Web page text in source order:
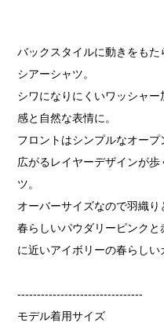
バックスタイルに動きをも
シアーシャツ。
シワになりにくいワッシャ
感と自然な表情に。
フロントはシンプルなオー
広がるレイヤーデザインが
ツ。
オーバーサイズなので羽織り
春らしいパウダリーピンク
に近いアイボリーの春らしい
--------------------------------
モデル着用サイズ